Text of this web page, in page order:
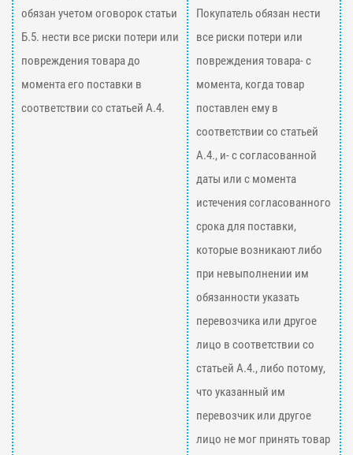
обязан учетом оговорок статьи
Б.5. нести все риски потери или
повреждения товара до
момента его поставки в
соответствии со статьей А.4.
Покупатель обязан нести
все риски потери или
повреждения товара- с
момента, когда товар
поставлен ему в
соответствии со статьей
А.4., и- с согласованной
даты или с момента
истечения согласованного
срока для поставки,
которые возникают либо
при невыполнении им
обязанности указать
перевозчика или другое
лицо в соответствии со
статьей А.4., либо потому,
что указанный им
перевозчик или другое
лицо не мог принять товар